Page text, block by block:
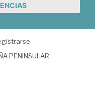
PENINSULAR